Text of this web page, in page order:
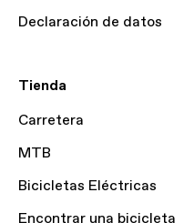
Declaración de datos
Tienda
Carretera
MTB
Bicicletas Eléctricas
Encontrar una bicicleta